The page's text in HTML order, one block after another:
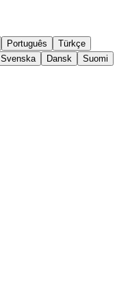
Português
Türkçe
Svenska Dansk Suomi